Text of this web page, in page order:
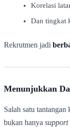
Korelasi
Dan tingkat
Rekrutmen jadi
Menunjukkan
Salah satu
bukan hanya support